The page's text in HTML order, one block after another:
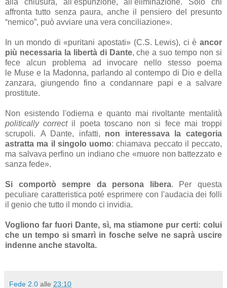
affronta tutto senza paura, anche il pensiero del presunto
“nemico”, può avviare una vera conciliazione».
In un mondo di «puritani apostati» (C.S. Lewis), ci è ancor
più necessaria la libertà di Dante, che a suo tempo non si
fece alcun problema ad invocare nello stesso poema
le Muse e la Madonna, parlando al contempo di Dio e della
zanzara, giungendo fino a condannare papi e a salvare
prostitute.
Non esistendo l'odierna e quanto mai rivoltante mentalità
politically correctil poeta toscano non si fece mai troppi
scrupoli. A Dante, infatti, non interessava la categoria
astratta ma il singolo uomo: chiamava peccato il peccato,
ma salvava perfino un indiano che «muore non battezzato e
sanza fede».
Si comportò sempre da persona libera. Per questa
peculiare caratteristica poté esprimere con l'audacia dei folli
il genio che tutto il mondo ci invidia.
Vogliono far fuori Dante, sì, ma stiamone pur certi: colui
che un tempo si smarrì in fosche selve ne saprà uscire
indenne anche stavolta.
Fede 2.0 alle 23:10